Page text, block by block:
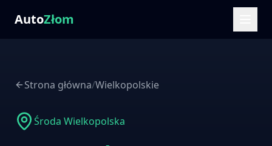
AutoZłom
Strona główna/Wielkopolskie
Środa Wielkopolska